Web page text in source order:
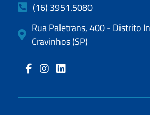
(16) 3951.5080
Rua Paletrans, 400 - Distrito
Cravinhos (SP)